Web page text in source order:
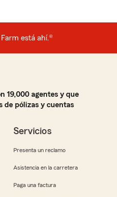
está ahí.®
19,000 agentes y que
de pólizas y cuentas
Servicios
Presenta un reclamo
Asistencia en la carretera
Paga una factura